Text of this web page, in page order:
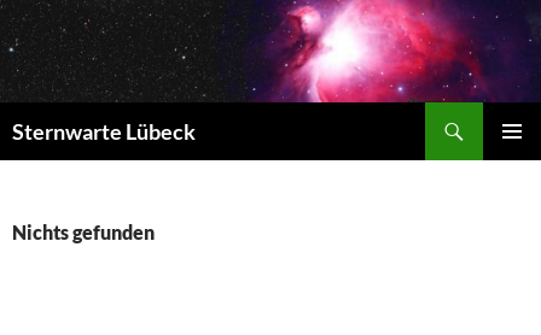
Zum
Inhalt
springen
Sternwarte Lübeck
Nichts gefunden